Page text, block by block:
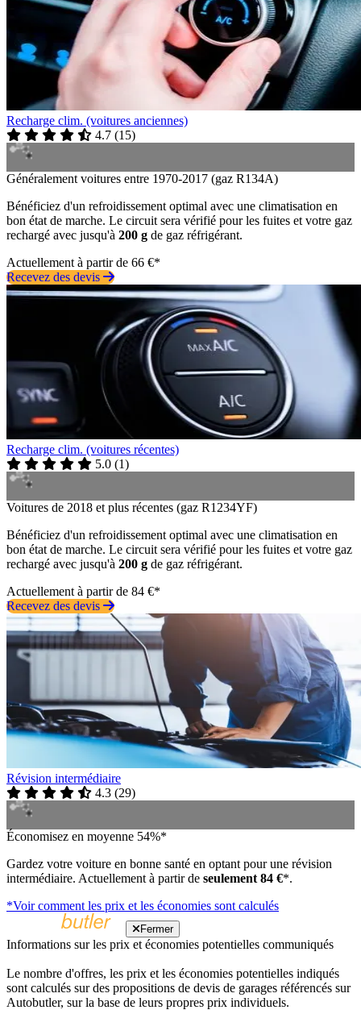
Recharge clim. (voitures anciennes)
4.7 (15)
Généralement voitures entre 1970-2017 (gaz R134A)
Bénéficiez d'un refroidissement optimal avec une climatisation en
bon état de marche. Le circuit sera vérifié pour les fuites et votre gaz
rechargé avec jusqu'à 200 g de gaz réfrigérant.
Actuellement à partir de 66 €*
Recevez des devis
Recharge clim. (voitures récentes)
5.0 (1)
Voitures de 2018 et plus récentes (gaz R1234YF)
Bénéficiez d'un refroidissement optimal avec une climatisation en
bon état de marche. Le circuit sera vérifié pour les fuites et votre gaz
rechargé avec jusqu'à 200 g de gaz réfrigérant.
Actuellement à partir de 84 €*
Recevez des devis
Révision intermédiaire
4.3 (29)
Économisez en moyenne 54%*
Gardez votre voiture en bonne santé en optant pour une révision
intermédiaire. Actuellement à partir de seulement 84 €*.
*Voir comment les prix et les économies sont calculés
Fermer
Informations sur les prix et économies potentielles communiqués
Le nombre d'offres, les prix et les économies potentielles indiqués
sont calculés sur des propositions de devis de garages référencés sur
Autobutler, sur la base de leurs propres prix individuels.